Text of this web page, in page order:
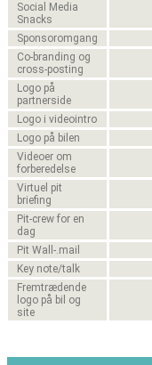
Social Media
Snacks
Sponsoromgang
Co-branding og
cross-posting
Logo på
partnerside
Logo i videointro
Logo på bilen
Videoer om
forberedelse
Virtuel pit
briefing
Pit-crew for en
dag
Pit Wall-.mail
Key note/talk
Fremtrædende
logo på bil og
site